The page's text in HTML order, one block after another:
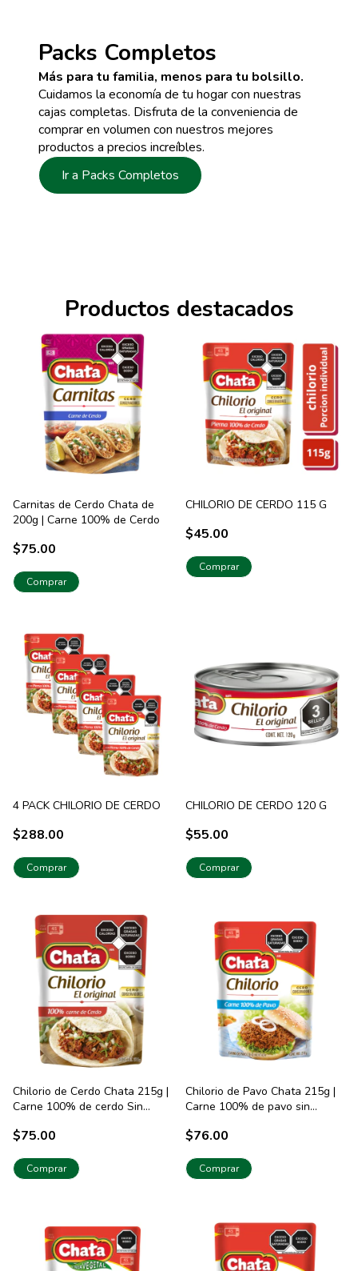
Packs Completos
Más para tu familia, menos para tu bolsillo.
Cuidamos la economía de tu hogar con nuestras
cajas completas. Disfruta de la conveniencia de
comprar en volumen con nuestros mejores
productos a precios increíbles.
Ir a Packs Completos
Productos destacados
Carnitas de Cerdo Chata de
200g | Carne 100% de Cerdo
$75.00
Comprar
CHILORIO DE CERDO 115 G
$45.00
Comprar
4 PACK CHILORIO DE CERDO
$288.00
Comprar
CHILORIO DE CERDO 120 G
$55.00
Comprar
Chilorio de Cerdo Chata 215g |
Carne 100% de cerdo Sin
$75.00
Comprar
Chilorio de Pavo Chata 215g |
Carne 100% de pavo sin
$76.00
Comprar